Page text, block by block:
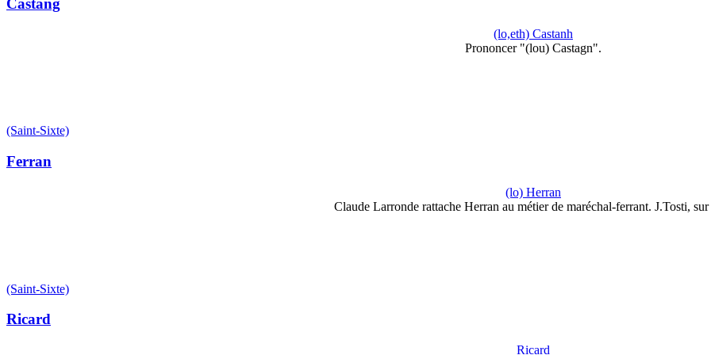
(lo,eth) Castanh
Prononcer "(lou) Castagn".
(Saint-Sixte)
Ferran
(lo) Herran
Claude Larronde rattache Herran au métier de maréchal-ferrant. J.Tosti,
(Saint-Sixte)
Ricard
Ricard